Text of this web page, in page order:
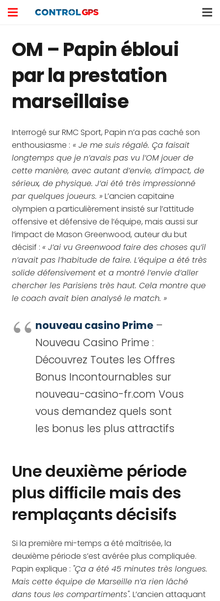
OM – Papin ébloui
par la prestation
marseillaise
Interrogé sur RMC Sport, Papin n’a pas caché son
enthousiasme : « Je me suis régalé. Ça faisait
longtemps que je n’avais pas vu l’OM jouer de
cette manière, avec autant d’envie, d’impact, de
sérieux, de physique. J’ai été très impressionné
par quelques joueurs. » L’ancien capitaine
olympien a particulièrement insisté sur l’attitude
offensive et défensive de l’équipe, mais aussi sur
l’impact de Mason Greenwood, auteur du but
décisif : « J’ai vu Greenwood faire des choses qu’il
n’avait pas l’habitude de faire. L’équipe a été très
solide défensivement et a montré l’envie d’aller
chercher les Parisiens très haut. Cela montre que
le coach avait bien analysé le match. »
nouveau casino Prime –
Nouveau Casino Prime :
Découvrez Toutes les Offres
Bonus Incontournables sur
nouveau-casino-fr.com Vous
vous demandez quels sont
les bonus les plus attractifs
Une deuxième période
plus difficile mais des
remplaçants décisifs
Si la première mi-temps a été maîtrisée, la
deuxième période s’est avérée plus compliquée.
Papin explique : "Ça a été 45 minutes très longues.
Mais cette équipe de Marseille n’a rien lâché
dans tous les compartiments". L’ancien attaquant